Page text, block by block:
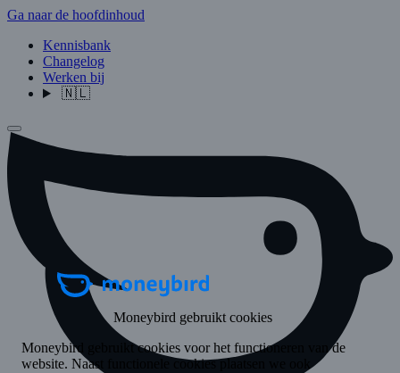
Ga naar de hoofdinhoud
Kennisbank
Changelog
Werken bij
🇳🇱